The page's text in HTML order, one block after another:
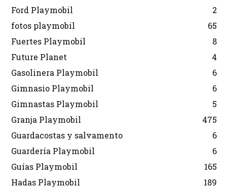
Ford Playmobil
2
fotos playmobil
65
Fuertes Playmobil
8
Future Planet
4
Gasolinera Playmobil
6
Gimnasio Playmobil
6
Gimnastas Playmobil
5
Granja Playmobil
475
Guardacostas y salvamento
6
Guardería Playmobil
6
Guías Playmobil
165
Hadas Playmobil
189